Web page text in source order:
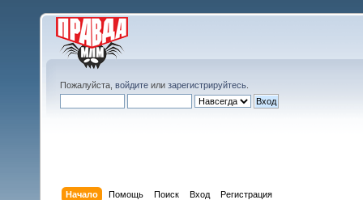
Пожалуйста, войдите или зарегистрируйтесь
Начало Помощь Поиск Вход Регистрация